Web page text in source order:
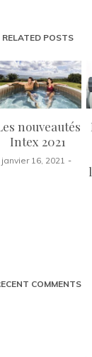
RELATED POSTS
nouveautés
Intex 2021
janvier 16, 2021
COMMENTS